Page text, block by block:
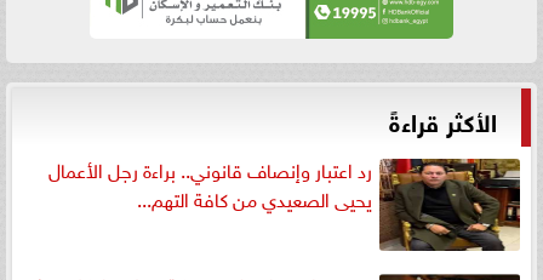
الأكثر قراءةً
رد اعتبار وإنصاف قانوني.. براءة رجل الأعمال
يحيى الصعيدي من كافة التهم...